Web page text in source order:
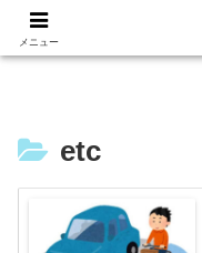
HOME
etc
メニュー